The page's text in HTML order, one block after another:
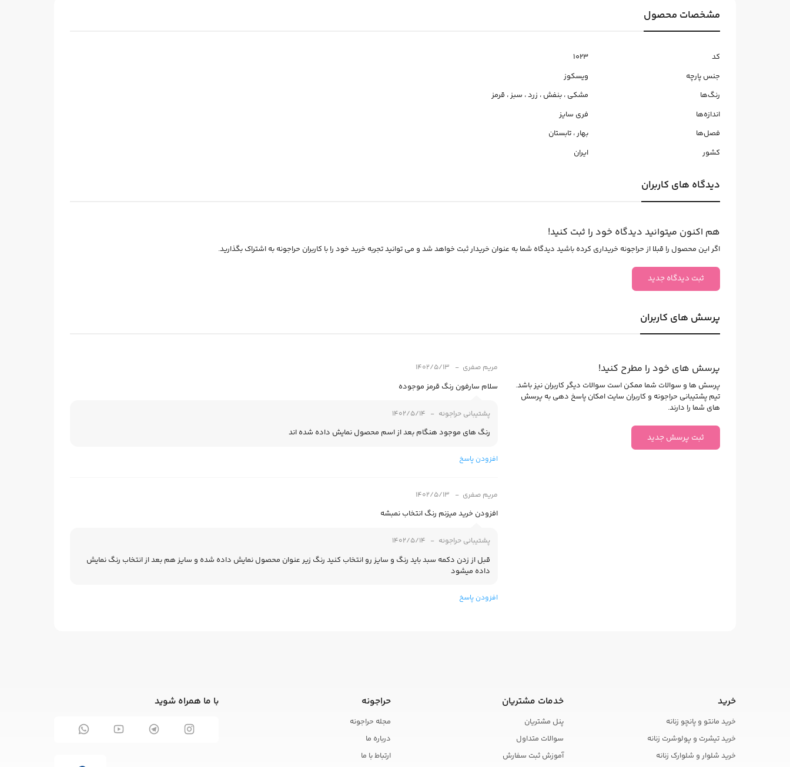
مشخصات محصول
کد
1023
جنس پارچه
ویسکوز
رنگ‌ها
مشکی ،بنفش ، زرد، سبز، قرمز
اندازه‌ها
فری سایز
فصل‌ها
بهار،تابستان
کشور
ایران
دیدگاه های کاربران
هم اکنون میتوانید دیدگاه خود را ثبت کنید!
اگر این محصول را قبلا از حراجونه خریداری کرده باشید دیدگاه شما به عنوان خریدار ثبت خواهد شد و می توانید تجربه خرید خود را با کاربران حراجونه به اشتراک بگذارید.
ثبت دیدگاه جدید
پرسش های کاربران
پرسش های خود را مطرح کنید!
پرسش ها و سوالات شما ممکن است سوالات دیگر کاربران نیز باشد.
تیم پشتیبانی حراجونه و کاربران سایت امکان پاسخ دهی به پرسش
های شما را دارند.
ثبت پرسش جدید
مریم صفری 1402/5/13
سلام سارفون رنگ قرمز موجوده
پشتیبانی حراجونه 1402/5/14
رنگ های موجود هنگام بعد از اسم محصول نمایش داده شده اند
افزودن پاسخ
مریم صفری 1402/5/13
افزودن خرید میزنم رنگ انتخاب نمبشه
پشتیبانی حراجونه 1402/5/14
قبل از زدن دکمه سبد باید رنگ و سایز رو انتخاب کنید رنگ زیر عنوان محصول نمایش داده شده و سایز هم بعد از انتخاب رنگ نمایش
داده میشود
افزودن پاسخ
خرید
خرید مانتو و پانچو زنانه
خرید تیشرت و پولوشرت زنانه
خرید شلوار و شلوارک زنانه
خدمات مشتریان
پنل مشتریان
سوالات متداول
آموزش ثبت سفارش
حراجونه
مجله حراجونه
درباره ما
ارتباط با ما
با ما همراه شوید